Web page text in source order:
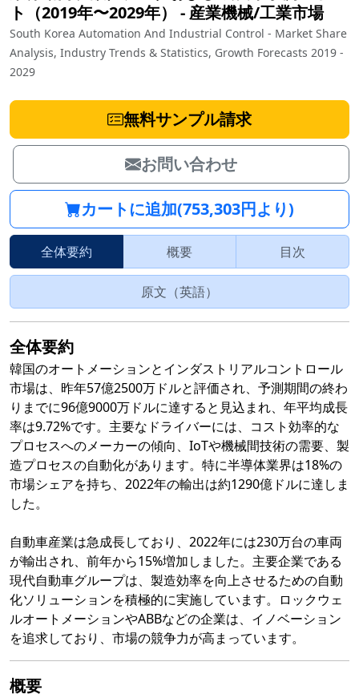
ト（2019年〜2029年）
‐ 産業機械/工業市場
South Korea Automation And Industrial Control - Market Share
Analysis, Industry Trends & Statistics, Growth Forecasts 2019 -
2029
無料サンプル請求
お問い合わせ
カートに追加(753,303円より)
全体要約 概要 目次
原文（英語）
全体要約
韓国のオートメーションとインダストリアルコントロール
市場は、昨年57億2500万ドルと評価され、予測期間の終わ
りまでに96億9000万ドルに達すると見込まれ、年平均成長
率は9.72%です。主要なドライバーには、コスト効率的な
プロセスへのメーカーの傾向、IoTや機械間技術の需要、製
造プロセスの自動化があります。特に半導体業界は18%の
市場シェアを持ち、2022年の輸出は約1290億ドルに達しま
した。
自動車産業は急成長しており、2022年には230万台の車両
が輸出され、前年から15%増加しました。主要企業である
現代自動車グループは、製造効率を向上させるための自動
化ソリューションを積極的に実施しています。ロックウェ
ルオートメーションやABBなどの企業は、イノベーション
を追求しており、市場の競争力が高まっています。
概要